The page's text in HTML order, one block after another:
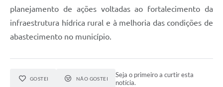
planejamento de ações voltadas ao fortalecimento da
infraestrutura hídrica rural e à melhoria das condições de
abastecimento no município.
GOSTEI NÃO GOSTEI
Seja o primeiro a curtir esta
notícia.